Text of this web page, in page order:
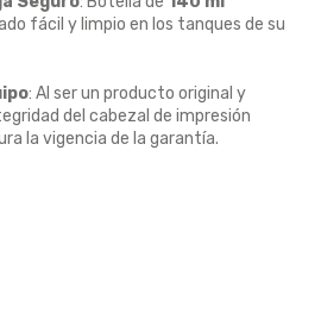
fácil y limpio en los tanques de su
: Al ser un producto original y
del cabezal de impresión
la vigencia de la garantía.